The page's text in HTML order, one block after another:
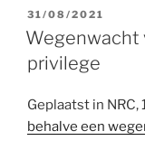
GEPLAATST
OP
31/08/2021
Wegenwacht
privilege
Geplaatst in NRC,
behalve een